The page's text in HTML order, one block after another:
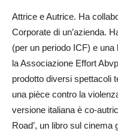
Attrice e Autrice. Ha
Corporate di un’azienda.
(per un periodo ICF) e
la Associazione Effort
prodotto diversi spettacoli
una pièce contro la
versione italiana è co-
Road’, un libro sul cinema